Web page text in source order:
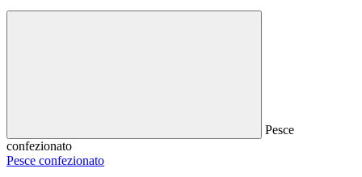
Pesce
confezionato
Pesce confezionato